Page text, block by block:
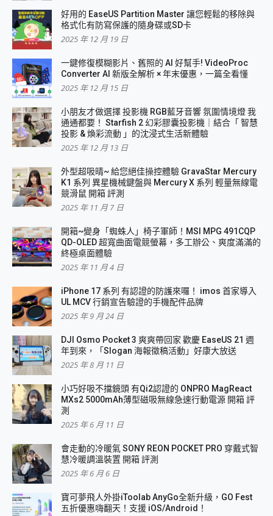
好用的 EaseUS Partition Master 讓您輕鬆的移除與
格式化有防寫保護的隨身碟或SD卡
2025 年 12 月 19 日
一鍵修復模糊影片、舊照的 AI 好幫手! VideoProc
Converter AI 新版全解析 × 年末優惠，一篇全看懂
2025 年 12 月 15 日
小朋友才做選擇 投影機 RGB藍牙音響 氛圍情境燈 我
通通都要！ Starfish 2 幻彩膠囊投影機｜結合「 智慧
投影 & 煥彩流動 」的沈浸式生活新體驗
2025 年 12 月 13 日
外型超吸晴~ 給您絕佳操控體驗 GravaStar Mercury
K1 系列 異星機械鍵盤與 Mercury X 系列 輕量無線電
競滑鼠 開箱 評測
2025 年 11 月 7 日
開箱~變身「蜘蛛人」椅子軍師！MSI MPG 491CQP
QD-OLED 超寬曲面電競螢幕，多工辦公、爽度滿滿的
終極桌面體驗
2025 年 11 月 4 日
iPhone 17 系列 有認證的防護來囉！ imos 首家導入
UL MCV 行銷宣告驗證的手機配件品牌
2025 年 9 月 24 日
DJI Osmo Pocket 3 爽爽帶回家 歡慶 EaseUS 21 週
年到來，「Slogan 海報徵稿活動」好康大放送
2025 年 8 月 11 日
小巧好吸不擋鏡頭 有Qi2認證的 ONPRO MagReact
MXs2 5000mAh薄型磁吸無線急速行動電源 開箱 評
測
2025 年 6 月 11 日
會走動的冷暖氣 SONY REON POCKET PRO 穿戴式智
慧冷暖調溫裝置 開箱 評測
2025 年 6 月 6 日
寶可夢飛人外掛iToolab AnyGo全新升級，GO Fest
五折優惠嗨翻天！支援 iOS/Android！